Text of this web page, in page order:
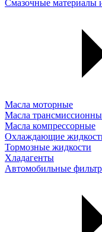
Смазочные материалы
Масла моторные
Масла
Масла компрессорные
Охлаждающие
Тормозные жидкости
Хладагенты
Автомобильные